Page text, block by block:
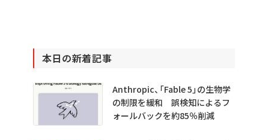
本日の新着記事
Anthropic、「Fable 5」の生物学
の制限を緩和 誤検知によるフ
ォールバックを約85％削減